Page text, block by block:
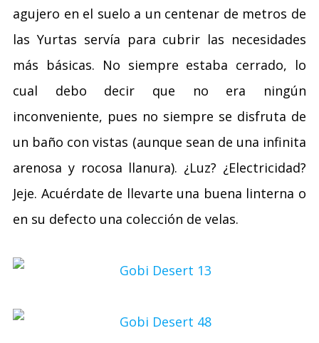
agujero en el suelo a un centenar de metros de
las Yurtas servía para cubrir las necesidades
más básicas. No siempre estaba cerrado, lo
cual debo decir que no era ningún
inconveniente, pues no siempre se disfruta de
un baño con vistas (aunque sean de una infinita
arenosa y rocosa llanura). ¿Luz? ¿Electricidad?
Jeje. Acuérdate de llevarte una buena linterna o
en su defecto una colección de velas.